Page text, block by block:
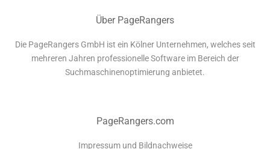
Über PageRangers
Die PageRangers GmbH ist ein Kölner Unternehmen, welches seit
mehreren Jahren professionelle Software im Bereich der
Suchmaschinenoptimierung anbietet.
PageRangers.com
Impressum und Bildnachweise